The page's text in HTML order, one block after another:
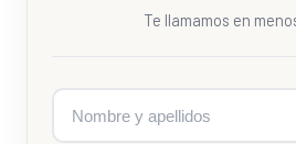
Te llamamos en